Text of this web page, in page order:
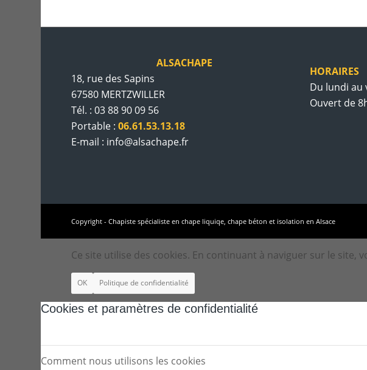
ALSACHAPE
18, rue des Sapins
67580 MERTZWILLER
Tél. : 03 88 90 09 56
Portable :06.61.53.13.18
E-mail : info@alsachape.fr
HORAIRES
Du lundi au
Ouvert de
Copyright - Chapiste spécialiste en chape liquiqe, chape béton et isolation en Alsace
Ce site utilise des cookies. En continuant à naviguer sur le site,
OK Politique de confidentialité
Cookies et paramètres de confidentialité
Comment nous utilisons les cookies